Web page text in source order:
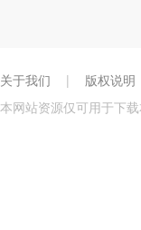
关于我们 | 版权说明
本网站资源仅可用于下